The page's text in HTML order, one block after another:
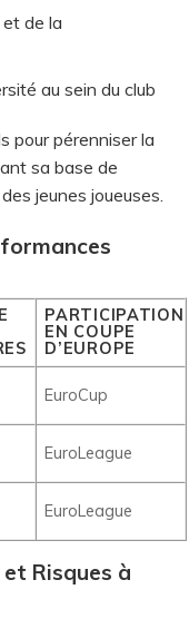
de la
au sein du club
pour pérenniser la
sa base de
jeunes joueuses.
PARTICIPATION
EN COUPE
D’EUROPE
EuroCup
EuroLeague
EuroLeague
Risques à